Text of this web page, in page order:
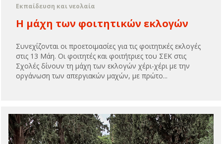
Εκπαίδευση και νεολαία
Η μάχη των φοιτητικών εκλογών
Συνεχίζονται οι προετοιμασίες για τις φοιτητικές εκλογές
στις 13 Μάη. Οι φοιτητές και φοιτήτριες του ΣΕΚ στις
Σχολές δίνουν τη μάχη των εκλογών χέρι-χέρι με την
οργάνωση των απεργιακών μαχών, με πρώτο...